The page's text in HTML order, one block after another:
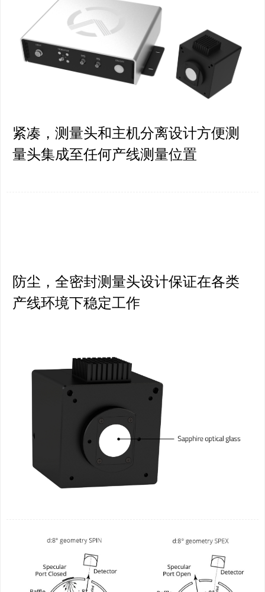
紧凑，测量头和主机分离设计方便测
量头集成至任何产线测量位置
防尘，全密封测量头设计保证在各类
产线环境下稳定工作